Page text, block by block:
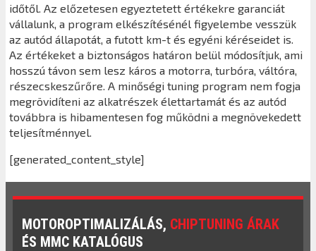
időtől. Az előzetesen egyeztetett értékekre garanciát
vállalunk, a program elkészítésénél figyelembe vesszük
az autód állapotát, a futott km-t és egyéni kéréseidet is.
Az értékeket a biztonságos határon belül módosítjuk, ami
hosszú távon sem lesz káros a motorra, turbóra, váltóra,
részecskeszűrőre. A minőségi tuning program nem fogja
megrövidíteni az alkatrészek élettartamát és az autód
továbbra is hibamentesen fog működni a megnövekedett
teljesítménnyel.
[generated_content_style]
MOTOROPTIMALIZÁLÁS, CHIPTUNING ÁRAK
ÉS MMC KATALÓGUS